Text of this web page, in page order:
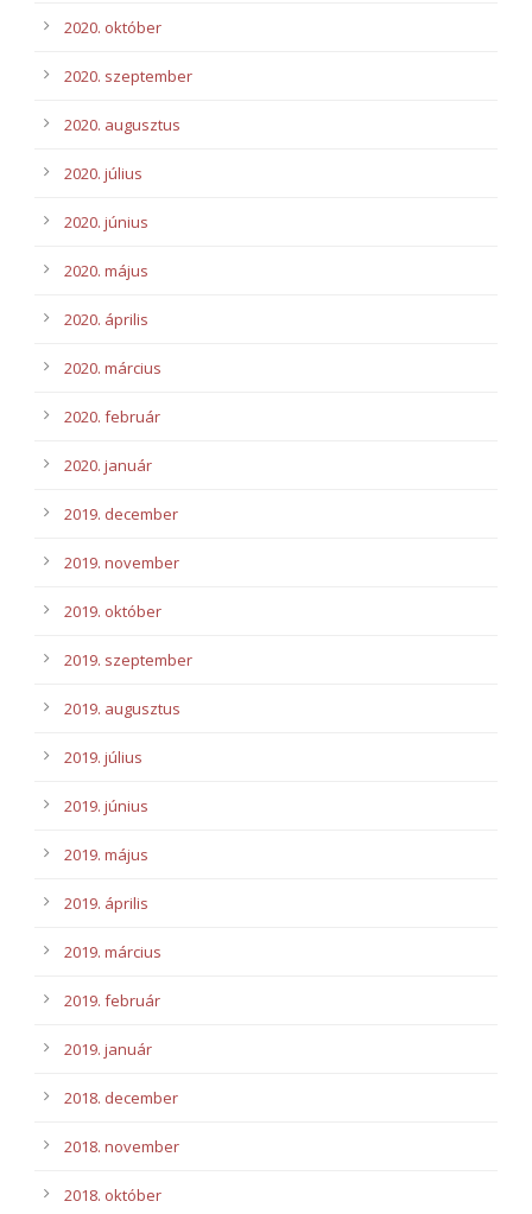
2020. október
2020. szeptember
2020. augusztus
2020. július
2020. június
2020. május
2020. április
2020. március
2020. február
2020. január
2019. december
2019. november
2019. október
2019. szeptember
2019. augusztus
2019. július
2019. június
2019. május
2019. április
2019. március
2019. február
2019. január
2018. december
2018. november
2018. október